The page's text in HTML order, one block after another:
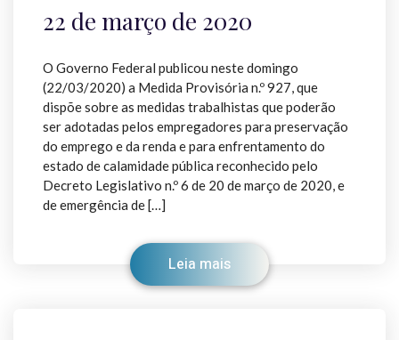
22 de março de 2020
O Governo Federal publicou neste domingo
(22/03/2020) a Medida Provisória n.º 927, que
dispõe sobre as medidas trabalhistas que poderão
ser adotadas pelos empregadores para preservação
do emprego e da renda e para enfrentamento do
estado de calamidade pública reconhecido pelo
Decreto Legislativo n.º 6 de 20 de março de 2020, e
de emergência de […]
Leia mais